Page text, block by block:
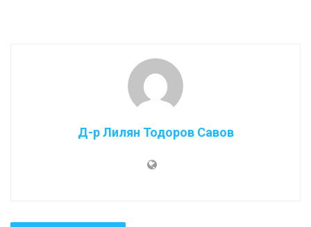
Д-р Лилян Тодоров Савов